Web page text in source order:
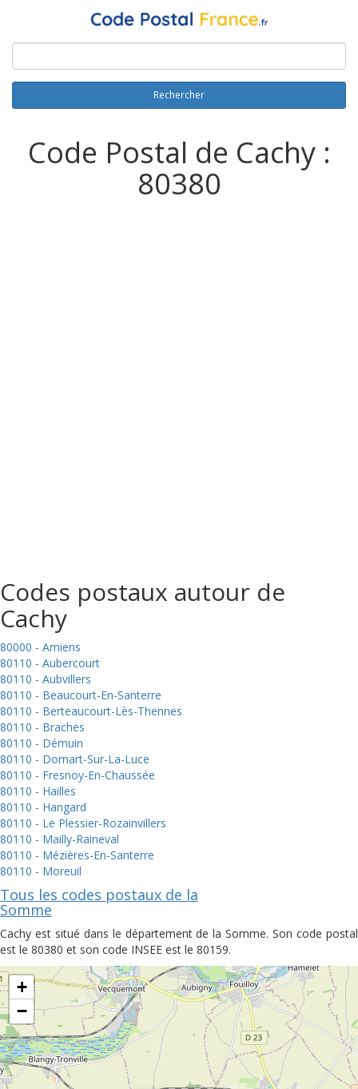
Rechercher
Code Postal de Cachy :
80380
Codes postaux autour de
Cachy
80000 - Amiens
80110 - Aubercourt
80110 - Aubvillers
80110 - Beaucourt-En-Santerre
80110 - Berteaucourt-Lès-Thennes
80110 - Braches
80110 - Démuin
80110 - Domart-Sur-La-Luce
80110 - Fresnoy-En-Chaussée
80110 - Hailles
80110 - Hangard
80110 - Le Plessier-Rozainvillers
80110 - Mailly-Raineval
80110 - Mézières-En-Santerre
80110 - Moreuil
Tous les codes postaux de la
Somme
Cachy est situé dans le département de la Somme. Son code postal
est le 80380 et son code INSEE est le 80159.
+
−